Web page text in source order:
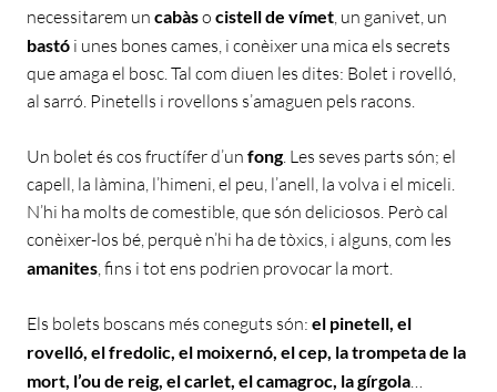
necessitarem un cabàso cistellde vímet , un ganivet, un
bastó i unes bones cames, i conèixer una mica els secrets
que amaga el bosc. Tal com diuen les dites: Bolet i rovelló,
al sarró. Pinetells i rovellons s’amaguen pels racons.
Un bolet és cos fructífer d’un fong. Les seves parts són; el
capell, la làmina, l’himeni, el peu, l’anell, la volva i el miceli.
N’hi ha molts de comestible, que són deliciosos. Però cal
conèixer-los bé, perquè n’hi ha de tòxics, i alguns, com les
amanites , fins i tot ens podrien provocar la mort.
Els bolets boscans més coneguts són: el pinetell, el
rovelló, el fredolic, el moixernó, el cep, la trompeta de la
mort, l’ou de reig, el carlet, el camagroc, la gírgola